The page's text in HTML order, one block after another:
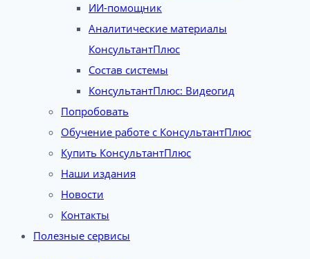
ИИ-помощник
Аналитические материалы
КонсультантПлюс
Состав системы
КонсультантПлюс: Видеогид
Попробовать
Обучение работе с КонсультантПлюс
Купить КонсультантПлюс
Наши издания
Новости
Контакты
Полезные сервисы